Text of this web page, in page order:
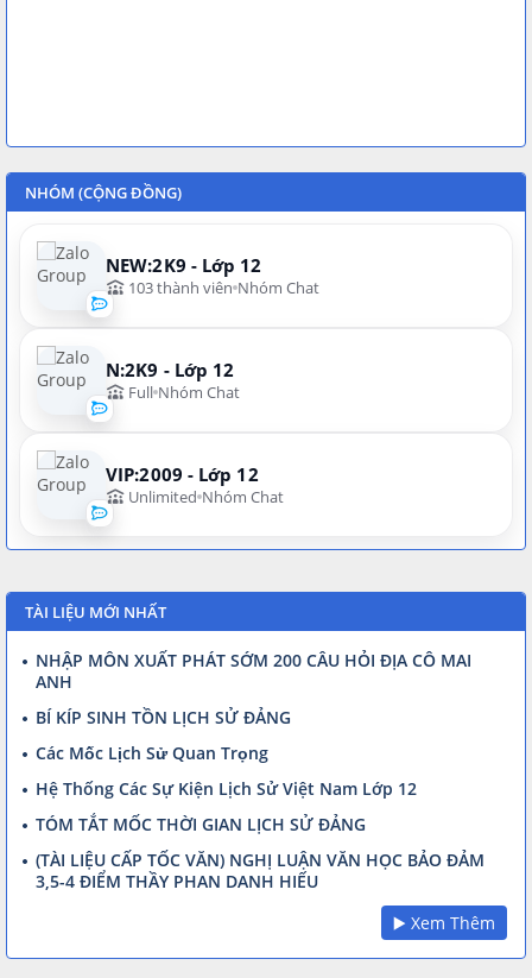
NHÓM (CỘNG ĐỒNG)
NEW:2K9 - Lớp 12
103 thành viên Nhóm Chat
N:2K9 - Lớp 12
Full Nhóm Chat
VIP:2009 - Lớp 12
Unlimited Nhóm Chat
TÀI LIỆU MỚI NHẤT
NHẬP MÔN XUẤT PHÁT SỚM 200 CÂU HỎI ĐỊA CÔ MAI
ANH
BÍ KÍP SINH TỒN LỊCH SỬ ĐẢNG
Các Mốc Lịch Sử Quan Trọng
Hệ Thống Các Sự Kiện Lịch Sử Việt Nam Lớp 12
TÓM TẮT MỐC THỜI GIAN LỊCH SỬ ĐẢNG
(TÀI LIỆU CẤP TỐC VĂN) NGHỊ LUẬN VĂN HỌC BẢO ĐẢM
3,5-4 ĐIỂM THẦY PHAN DANH HIẾU
▶️ Xem Thêm